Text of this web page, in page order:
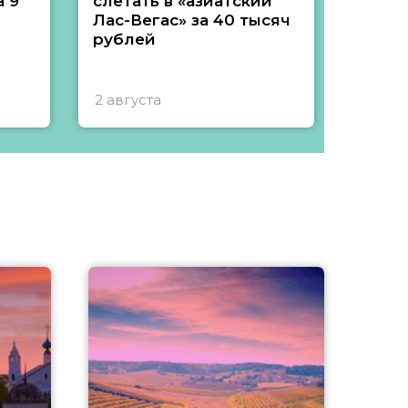
Лас-Вегас» за 40 тысяч
рублей
2 августа